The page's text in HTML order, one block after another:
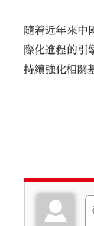
隨着近年來中
際化進程的引
持續強化相關